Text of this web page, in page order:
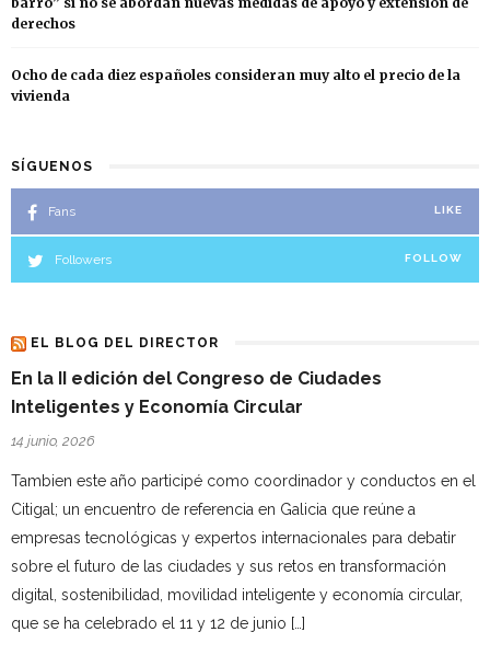
derechos
Ocho de cada diez españoles consideran muy alto el precio de la
vivienda
SÍGUENOS
Fans LIKE
Followers FOLLOW
EL BLOG DEL DIRECTOR
En la II edición del Congreso de Ciudades
Inteligentes y Economía Circular
14 junio, 2026
Tambien este año participé como coordinador y conductos en el
Citigal; un encuentro de referencia en Galicia que reúne a
empresas tecnológicas y expertos internacionales para debatir
sobre el futuro de las ciudades y sus retos en transformación
digital, sostenibilidad, movilidad inteligente y economía circular,
que se ha celebrado el 11 y 12 de junio […]